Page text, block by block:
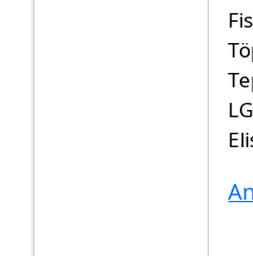
LG